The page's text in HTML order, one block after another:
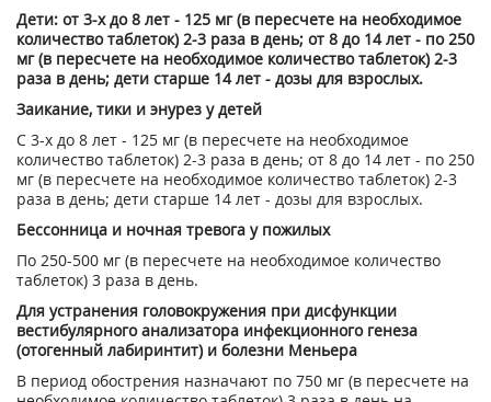
Дети: от 3-х до 8 лет - 125 мг (в пересчете на необходимое
количество таблеток) 2-3 раза в день; от 8 до 14 лет - по 250
мг (в пересчете на необходимое количество таблеток) 2-3
раза в день; дети старше 14 лет - дозы для взрослых.
Заикание, тики и энурез у детей
С 3-х до 8 лет - 125 мг (в пересчете на необходимое
количество таблеток) 2-3 раза в день; от 8 до 14 лет - по 250
мг (в пересчете на необходимое количество таблеток) 2-3
раза в день; дети старше 14 лет - дозы для взрослых.
Бессонница и ночная тревога у пожилых
По 250-500 мг (в пересчете на необходимое количество
таблеток) 3 раза в день.
Для устранения головокружения при дисфункции
вестибулярного анализатора инфекционного генеза
(отогенный лабиринтит) и болезни Меньера
В период обострения назначают по 750 мг (в пересчете на